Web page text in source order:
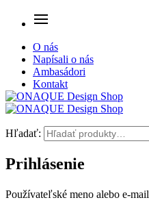
O nás
Napísali o nás
Ambasádori
Kontakt
Hľadať:
Prihlásenie
Používateľské meno alebo e-